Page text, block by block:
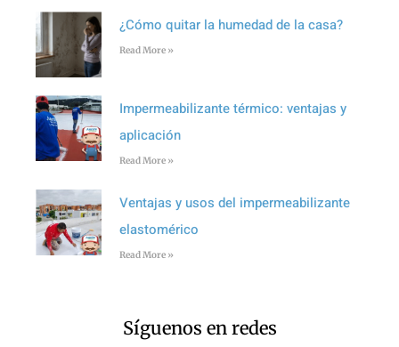
¿Cómo quitar la humedad de la casa?
Read More »
Impermeabilizante térmico: ventajas y
aplicación
Read More »
Ventajas y usos del impermeabilizante
elastomérico
Read More »
Síguenos en redes